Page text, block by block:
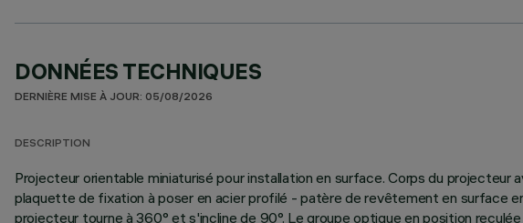
DONNÉES TECHNIQUES
DERNIÈRE MISE À JOUR: 05/08/2026
DESCRIPTION
Projecteur orientable miniaturisé pour installation en surface. Corps du
plaquette de fixation à poser en acier profilé - patère de revêtement en surface
projecteur tourne à 360° et s'incline de 90°. Le groupe optique en position